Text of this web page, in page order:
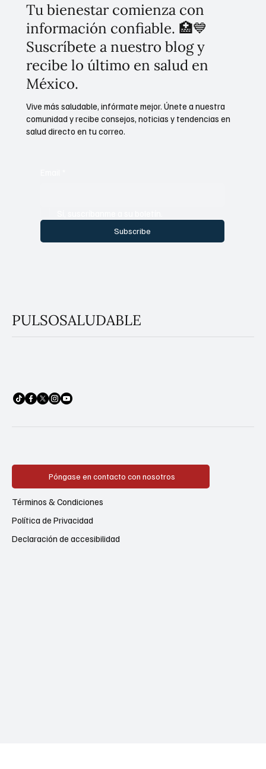
Tu bienestar comienza con
información confiable. 🏥💙
Suscríbete a nuestro blog y
recibe lo último en salud en
México.
Subscribe
Vive más saludable, infórmate mejor. Únete a nuestra
comunidad y recibe consejos, noticias y tendencias en
salud directo en tu correo.
PULSOSALUDABLE
Póngase en contacto con nosotros
Política de Privacidad
Términos & Condiciones
Declaración de accesibilidad